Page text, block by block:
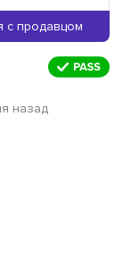
с продавцом
назад